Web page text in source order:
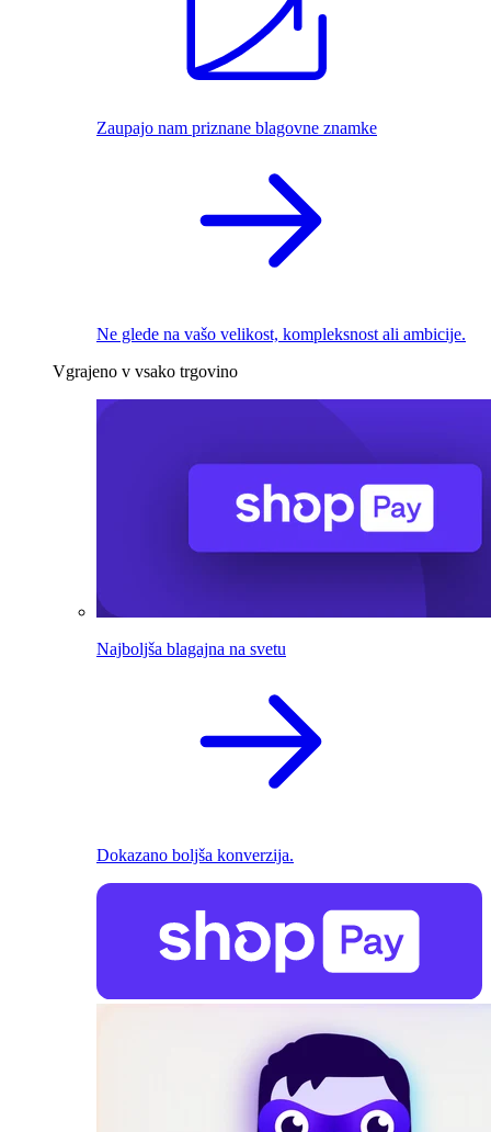
Zaupajo nam priznane blagovne znamke
Ne glede na vašo velikost, kompleksnost ali ambicije.
Vgrajeno v vsako trgovino
Najboljša blagajna na svetu
Dokazano boljša konverzija.